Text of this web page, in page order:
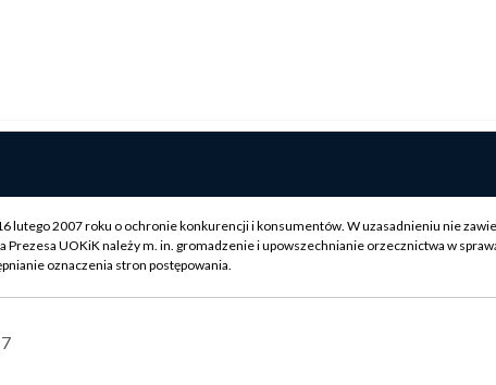
lutego 2007 roku o ochronie konkurencji i konsumentów. W uzasadnieniu nie
Prezesa UOKiK należy m. in. gromadzenie i upowszechnianie orzecznictwa w
oznaczenia stron postępowania.